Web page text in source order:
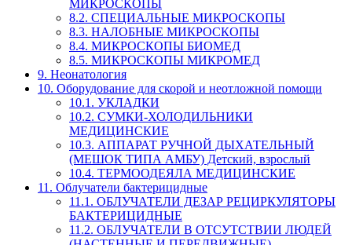
МИКРОСКОПЫ
8.2. СПЕЦИАЛЬНЫЕ МИКРОСКОПЫ
8.3. НАЛОБНЫЕ МИКРОСКОПЫ
8.4. МИКРОСКОПЫ БИОМЕД
8.5. МИКРОСКОПЫ МИКРОМЕД
9. Неонатология
10. Оборудование для скорой и неотложной помощи
10.1. УКЛАДКИ
10.2. СУМКИ-ХОЛОДИЛЬНИКИ
МЕДИЦИНСКИЕ
10.3. АППАРАТ РУЧНОЙ ДЫХАТЕЛЬНЫЙ
(МЕШОК ТИПА АМБУ) Детский, взрослый
10.4. ТЕРМООДЕЯЛА МЕДИЦИНСКИЕ
11. Облучатели бактерицидные
11.1. ОБЛУЧАТЕЛИ ДЕЗАР РЕЦИРКУЛЯТОРЫ
БАКТЕРИЦИДНЫЕ
11.2. ОБЛУЧАТЕЛИ В ОТСУТСТВИИ ЛЮДЕЙ